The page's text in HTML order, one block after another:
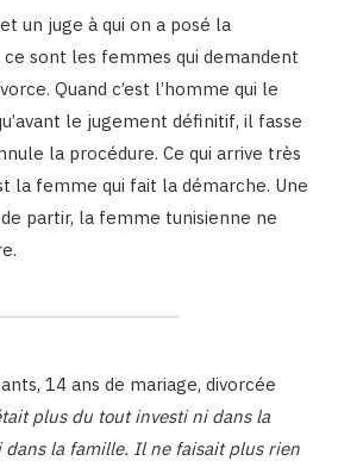
un juge à qui on a posé la
ce sont les femmes qui demandent
Quand c’est l’homme qui le
le jugement définitif, il fasse
la procédure. Ce qui arrive très
la femme qui fait la démarche. Une
de partir, la femme tunisienne ne
14 ans de mariage, divorcée
plus du tout investi ni dans la
la famille. Il ne faisait plus rien